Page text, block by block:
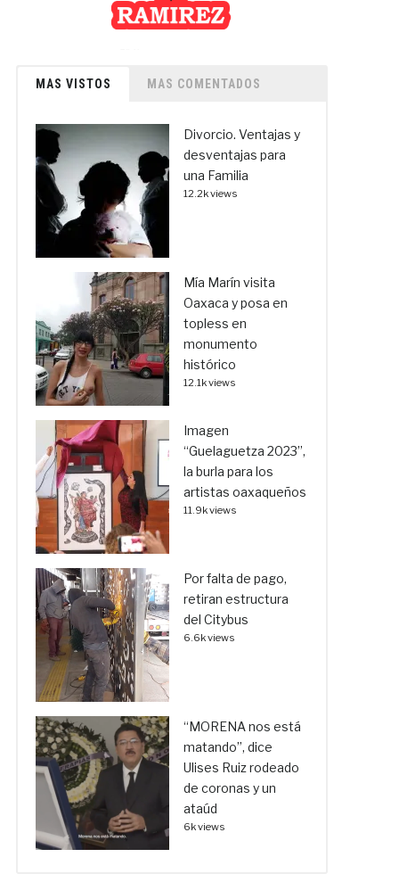
MAS VISTOS MAS COMENTADOS
Divorcio. Ventajas y
desventajas para
una Familia
12.2k views
Mía Marín visita
Oaxaca y posa en
topless en
monumento
histórico
12.1k views
Imagen
“Guelaguetza 2023”,
la burla para los
artistas oaxaqueños
11.9k views
Por falta de pago,
retiran estructura
del Citybus
6.6k views
“MORENA nos está
matando”, dice
Ulises Ruiz rodeado
de coronas y un
ataúd
6k views